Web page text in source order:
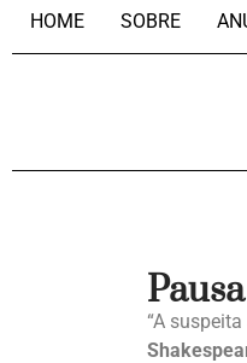
HOME SOBRE
“A